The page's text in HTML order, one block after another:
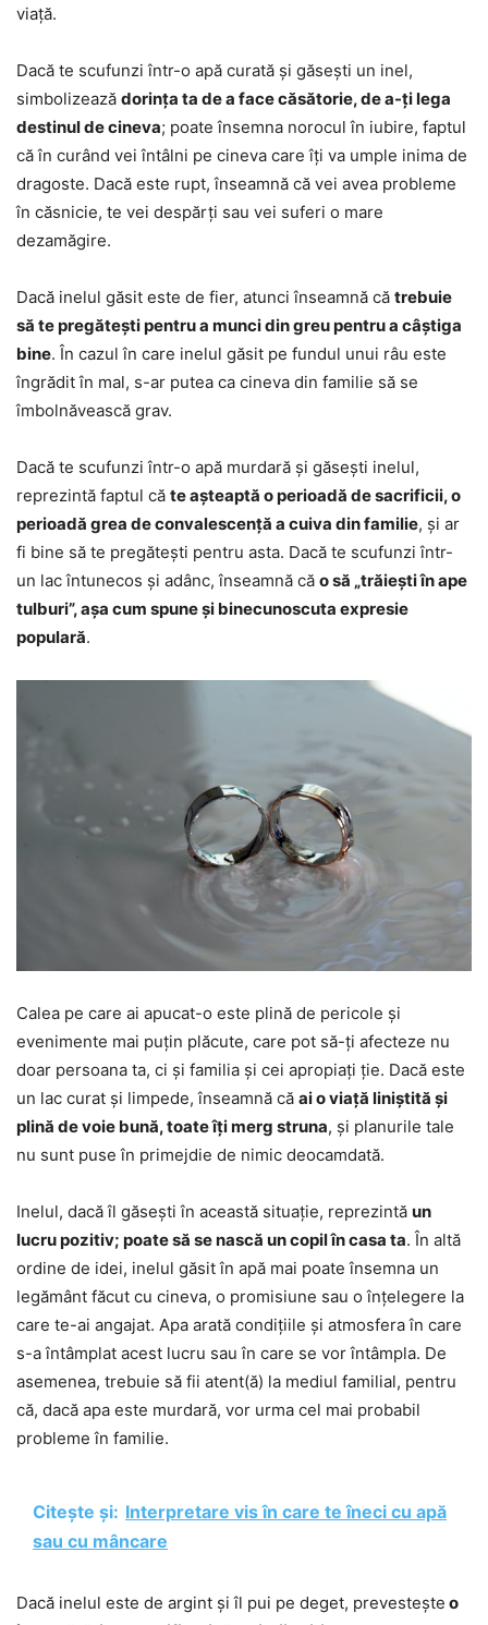
viață.
Dacă te scufunzi într-o apă curată și găsești un inel,
simbolizează dorința ta de a face căsătorie, de a-ți lega
destinul de cineva; poate însemna norocul în iubire, faptul
că în curând vei întâlni pe cineva care îți va umple inima de
dragoste. Dacă este rupt, înseamnă că vei avea probleme
în căsnicie, te vei despărți sau vei suferi o mare
dezamăgire.
Dacă inelul găsit este de fier, atunci înseamnă că trebuie
să te pregătești pentru a munci din greu pentru a câștiga
bine. În cazul în care inelul găsit pe fundul unui râu este
îngrădit în mal, s-ar putea ca cineva din familie să se
îmbolnăvească grav.
Dacă te scufunzi într-o apă murdară și găsești inelul,
reprezintă faptul că te așteaptă o perioadă de sacrificii, o
perioadă grea de convalescență a cuiva din familie, și ar
fi bine să te pregătești pentru asta. Dacă te scufunzi într-
un lac întunecos și adânc, înseamnă că o să „trăiești în ape
tulburi”, așa cum spune și binecunoscuta expresie
populară.
Calea pe care ai apucat-o este plină de pericole și
evenimente mai puțin plăcute, care pot să-ți afecteze nu
doar persoana ta, ci și familia și cei apropiați ție. Dacă este
un lac curat și limpede, înseamnă că ai o viață liniștită și
plină de voie bună, toate îți merg struna, și planurile tale
nu sunt puse în primejdie de nimic deocamdată.
Inelul, dacă îl găsești în această situație, reprezintă un
lucru pozitiv; poate să se nască un copil în casa ta. În altă
ordine de idei, inelul găsit în apă mai poate însemna un
legământ făcut cu cineva, o promisiune sau o înțelegere la
care te-ai angajat. Apa arată condițiile și atmosfera în care
s-a întâmplat acest lucru sau în care se vor întâmpla. De
asemenea, trebuie să fii atent(ă) la mediul familial, pentru
că, dacă apa este murdară, vor urma cel mai probabil
probleme în familie.
Citește și: Interpretare vis în care te îneci cu apă
sau cu mâncare
Dacă inelul este de argint și îl pui pe deget, prevestește o